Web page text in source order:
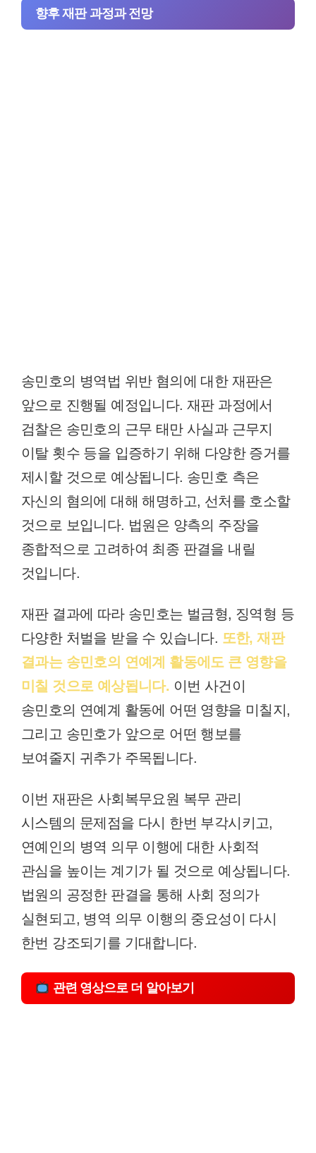
향후 재판 과정과 전망
송민호의 병역법 위반 혐의에 대한 재판은
앞으로 진행될 예정입니다. 재판 과정에서
검찰은 송민호의 근무 태만 사실과 근무지
이탈 횟수 등을 입증하기 위해 다양한 증거를
제시할 것으로 예상됩니다. 송민호 측은
자신의 혐의에 대해 해명하고, 선처를 호소할
것으로 보입니다. 법원은 양측의 주장을
종합적으로 고려하여 최종 판결을 내릴
것입니다.
재판 결과에 따라 송민호는 벌금형, 징역형 등
다양한 처벌을 받을 수 있습니다. 또한, 재판
결과는 송민호의 연예계 활동에도 큰 영향을
미칠 것으로 예상됩니다. 이번 사건이
송민호의 연예계 활동에 어떤 영향을 미칠지,
그리고 송민호가 앞으로 어떤 행보를
보여줄지 귀추가 주목됩니다.
이번 재판은 사회복무요원 복무 관리
시스템의 문제점을 다시 한번 부각시키고,
연예인의 병역 의무 이행에 대한 사회적
관심을 높이는 계기가 될 것으로 예상됩니다.
법원의 공정한 판결을 통해 사회 정의가
실현되고, 병역 의무 이행의 중요성이 다시
한번 강조되기를 기대합니다.
관련 영상으로 더 알아보기